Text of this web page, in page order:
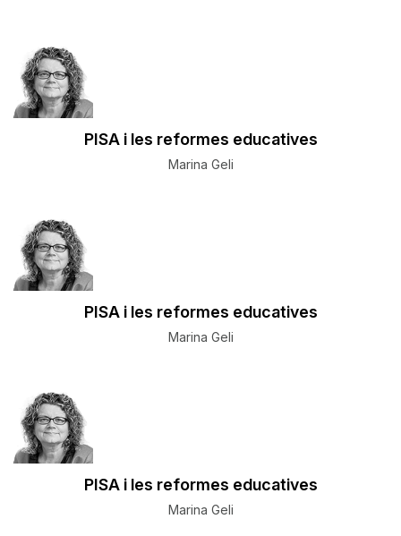
PISA i les reformes educatives
Marina Geli
PISA i les reformes educatives
Marina Geli
PISA i les reformes educatives
Marina Geli